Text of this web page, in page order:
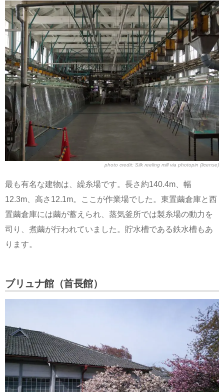
photo credit: Silk reeling millvia photopin (license)
最も有名な建物は、繰糸場です。長さ約140.4m、幅
12.3m、高さ12.1m。ここが作業場でした。東置繭倉庫と西
置繭倉庫には繭が蓄えられ、蒸気釜所では製糸場の動力を
司り、煮繭が行われていました。貯水槽である鉄水槽もあ
ります。
ブリュナ館（首長館）